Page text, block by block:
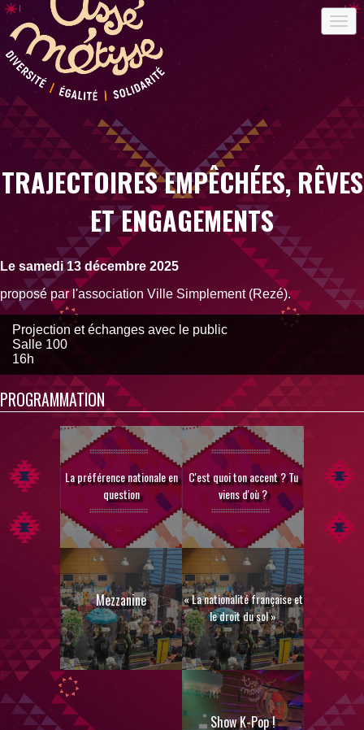
TRAJECTOIRES EMPÊCHÉES, RÊVES
ET ENGAGEMENTS
Le samedi 13 décembre 2025
proposé par l'association Ville Simplement (Rezé).
Projection et échanges avec le public
Salle 100
16h
PROGRAMMATION
La préférence nationale en
question
C'est quoi ton accent ? Tu
viens d'où ?
Mezzanine
« La nationalité française et
le droit du sol »
Show K-Pop !